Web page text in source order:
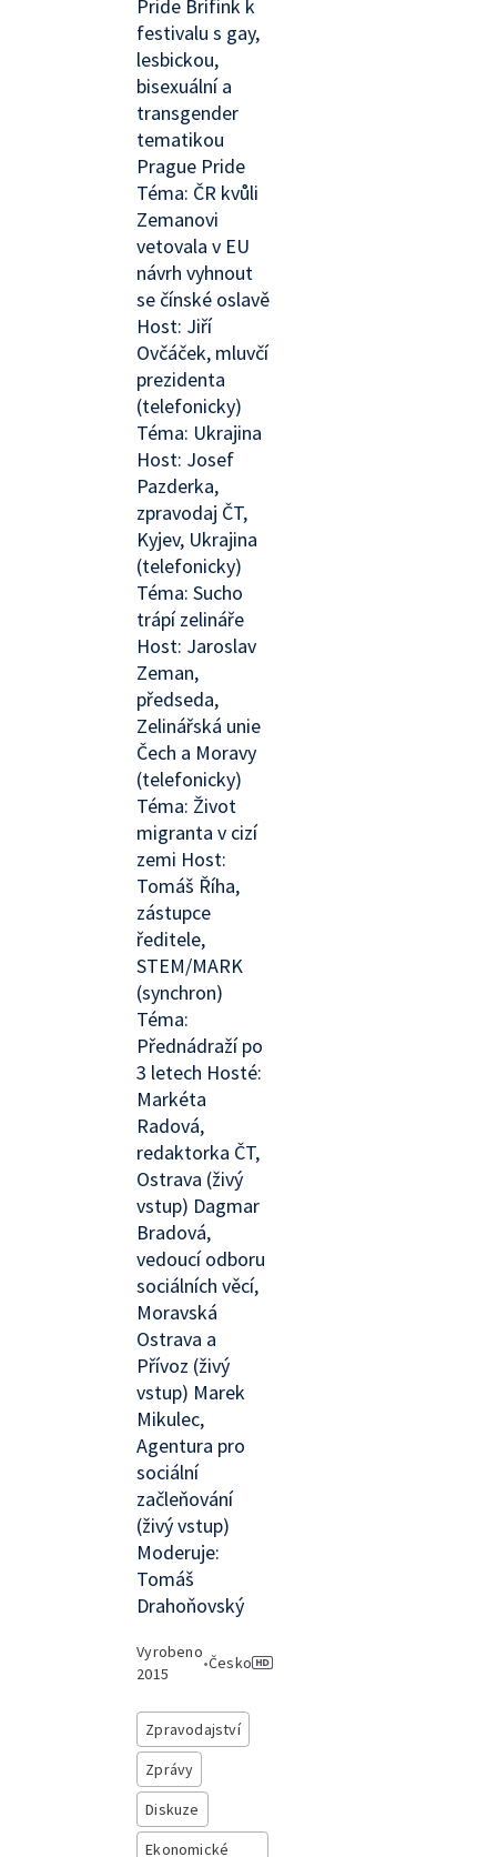
Pride Brífink k
festivalu s gay,
lesbickou,
bisexuální a
transgender
tematikou
Prague Pride
Téma: ČR kvůli
Zemanovi
vetovala v EU
návrh vyhnout
se čínské oslavě
Host: Jiří
Ovčáček, mluvčí
prezidenta
(telefonicky)
Téma: Ukrajina
Host: Josef
Pazderka,
zpravodaj ČT,
Kyjev, Ukrajina
(telefonicky)
Téma: Sucho
trápí zelináře
Host: Jaroslav
Zeman,
předseda,
Zelinářská unie
Čech a Moravy
(telefonicky)
Téma: Život
migranta v cizí
zemi Host:
Tomáš Říha,
zástupce
ředitele,
STEM/MARK
(synchron)
Téma:
Přednádraží po
3 letech Hosté:
Markéta
Radová,
redaktorka ČT,
Ostrava (živý
vstup) Dagmar
Bradová,
vedoucí odboru
sociálních věcí,
Moravská
Ostrava a
Přívoz (živý
vstup) Marek
Mikulec,
Agentura pro
sociální
začleňování
(živý vstup)
Moderuje:
Tomáš
Drahoňovský
Vyrobeno
2015
•Česko
Zpravodajství
Zprávy
Diskuze
Ekonomické